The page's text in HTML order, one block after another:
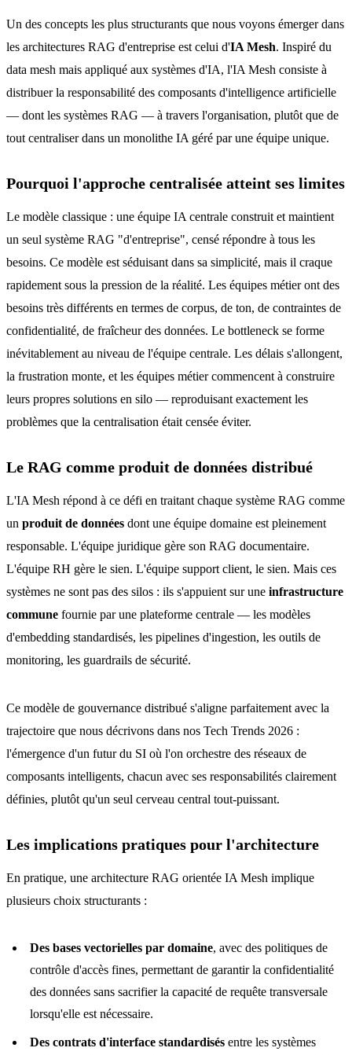
Un des concepts les plus structurants que nous voyons émerger dans
les architectures RAG d'entreprise est celui d'IA Mesh. Inspiré du
data mesh mais appliqué aux systèmes d'IA, l'IA Mesh consiste à
distribuer la responsabilité des composants d'intelligence artificielle
— dont les systèmes RAG — à travers l'organisation, plutôt que de
tout centraliser dans un monolithe IA géré par une équipe unique.
Pourquoi l'approche centralisée atteint ses limites
Le modèle classique : une équipe IA centrale construit et maintient
un seul système RAG "d'entreprise", censé répondre à tous les
besoins. Ce modèle est séduisant dans sa simplicité, mais il craque
rapidement sous la pression de la réalité. Les équipes métier ont des
besoins très différents en termes de corpus, de ton, de contraintes de
confidentialité, de fraîcheur des données. Le bottleneck se forme
inévitablement au niveau de l'équipe centrale. Les délais s'allongent,
la frustration monte, et les équipes métier commencent à construire
leurs propres solutions en silo — reproduisant exactement les
problèmes que la centralisation était censée éviter.
Le RAG comme produit de données distribué
L'IA Mesh répond à ce défi en traitant chaque système RAG comme
un produit de données dont une équipe domaine est pleinement
responsable. L'équipe juridique gère son RAG documentaire.
L'équipe RH gère le sien. L'équipe support client, le sien. Mais ces
systèmes ne sont pas des silos : ils s'appuient sur une infrastructure
commune fournie par une plateforme centrale — les modèles
d'embedding standardisés, les pipelines d'ingestion, les outils de
monitoring, les guardrails de sécurité.
Ce modèle de gouvernance distribué s'aligne parfaitement avec la
trajectoire que nous décrivons dans nos Tech Trends 2026 :
l'émergence d'un futur du SI où l'on orchestre des réseaux de
composants intelligents, chacun avec ses responsabilités clairement
définies, plutôt qu'un seul cerveau central tout-puissant.
Les implications pratiques pour l'architecture
En pratique, une architecture RAG orientée IA Mesh implique
plusieurs choix structurants :
Des bases vectorielles par domaine, avec des politiques de
contrôle d'accès fines, permettant de garantir la confidentialité
des données sans sacrifier la capacité de requête transversale
lorsqu'elle est nécessaire.
Des contrats d'interface standardisésentre les systèmes